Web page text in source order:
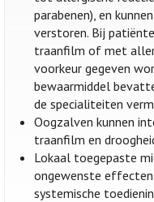
parabenen), en
verstoren. Bij
traanfilm of met
voorkeur gegeven
bewaarmiddel
de specialiteiten
Oogzalven kunnen
traanfilm en
Lokaal toegepaste
ongewenste effecten
systemische